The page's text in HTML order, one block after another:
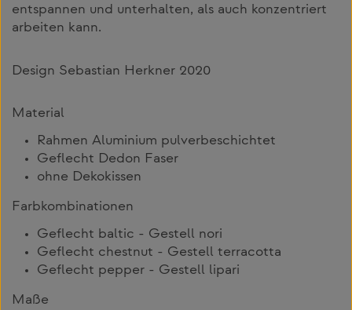
entspannen und unterhalten, als auch konzentriert
arbeiten kann.
Design Sebastian Herkner 2020
Material
Rahmen Aluminium pulverbeschichtet
Geflecht Dedon Faser
ohne Dekokissen
Farbkombinationen
Geflecht baltic - Gestell nori
Geflecht chestnut - Gestell terracotta
Geflecht pepper - Gestell lipari
Maße